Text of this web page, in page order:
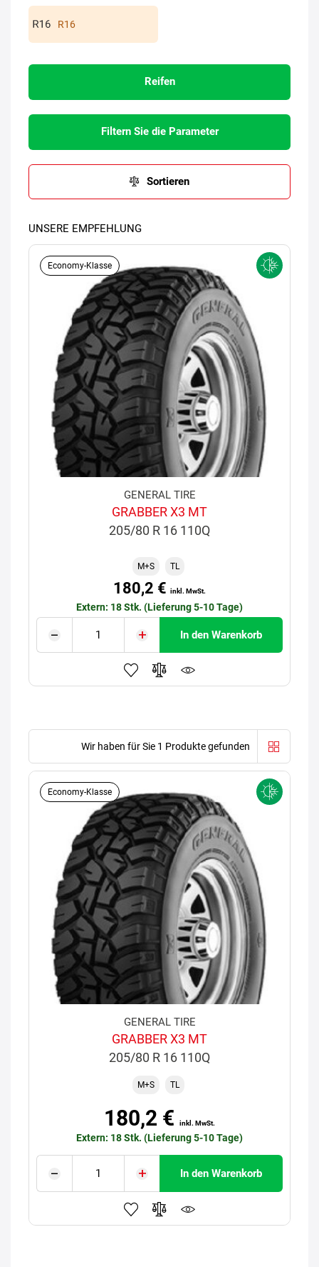
R16
Reifen
Filtern Sie die Parameter
Sortieren
UNSERE EMPFEHLUNG
Economy-Klasse
GENERAL TIRE
GRABBER X3 MT
205/80 R 16 110Q
M+S TL
180,2 € inkl. MwSt.
Extern: 18 Stk. (Lieferung 5-10 Tage)
In den Warenkorb
Wir haben für Sie 1 Produkte gefunden
Economy-Klasse
GENERAL TIRE
GRABBER X3 MT
205/80 R 16 110Q
M+S TL
180,2 € inkl. MwSt.
Extern: 18 Stk. (Lieferung 5-10 Tage)
In den Warenkorb